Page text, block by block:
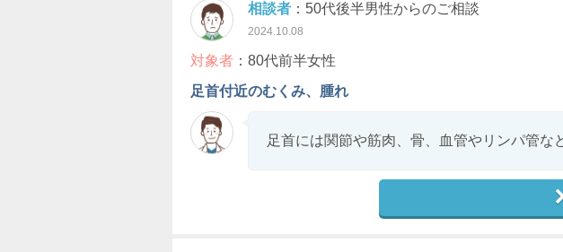
相談者 ：50代後半男性からのご相談
2024.10.08
対象者 ：80代前半女性
足首付近のむくみ、腫れ
足首には関節や筋肉、骨、血管やリンパ管